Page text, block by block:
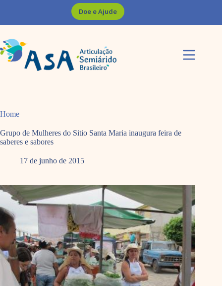
Doe e Ajude
Home
Grupo de Mulheres do Sitio Santa Maria inaugura feira de
saberes e sabores
17 de junho de 2015